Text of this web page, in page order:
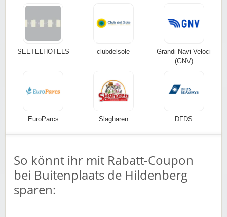
SEETELHOTELS clubdelsole
Grandi Navi Veloci
(GNV)
EuroParcs Slagharen DFDS
So könnt ihr mit Rabatt-Coupon
bei Buitenplaats de Hildenberg
sparen: